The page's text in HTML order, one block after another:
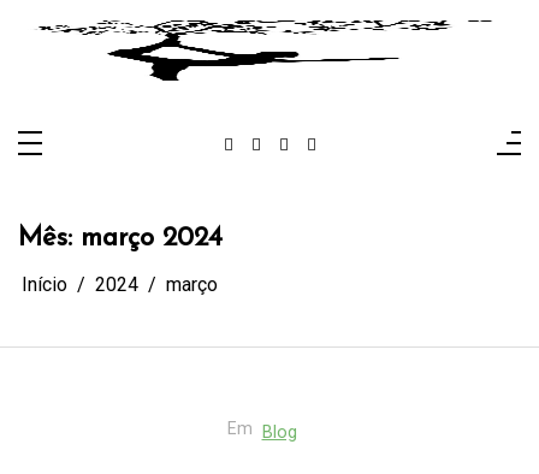
Author: Karin Mozena
Mês: março 2024
Início 2024 março
Em Blog